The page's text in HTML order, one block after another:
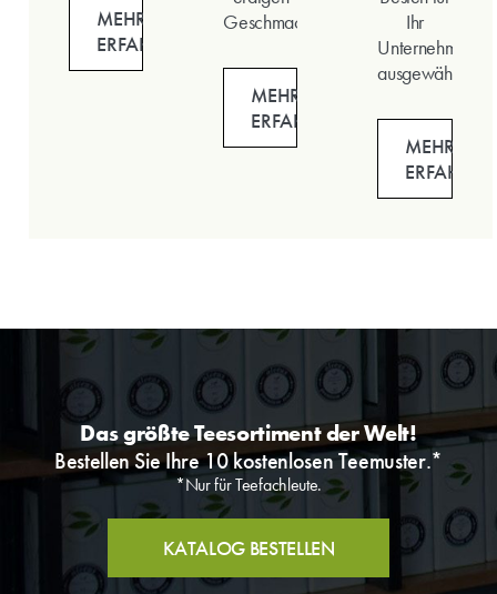
MEHR
ERFAHREN
Geschmack.
MEHR
ERFAHREN
Ihr
Unternehmen
ausgewählt.
MEHR
ERFAHREN
Das größte Teesortiment der Welt!
Bestellen Sie Ihre 10 kostenlosen Teemuster.*
*Nur für Teefachleute.
KATALOG BESTELLEN